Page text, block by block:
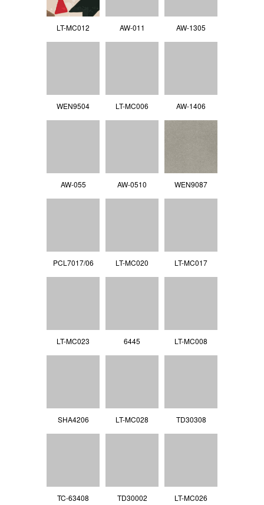
LT-MC012 AW-011 AW-1305
WEN9504 LT-MC006 AW-1406
AW-055 AW-0510 WEN9087
PCL7017/06 LT-MC020 LT-MC017
LT-MC023 6445 LT-MC008
SHA4206 LT-MC028 TD30308
TC-63408 TD30002 LT-MC026